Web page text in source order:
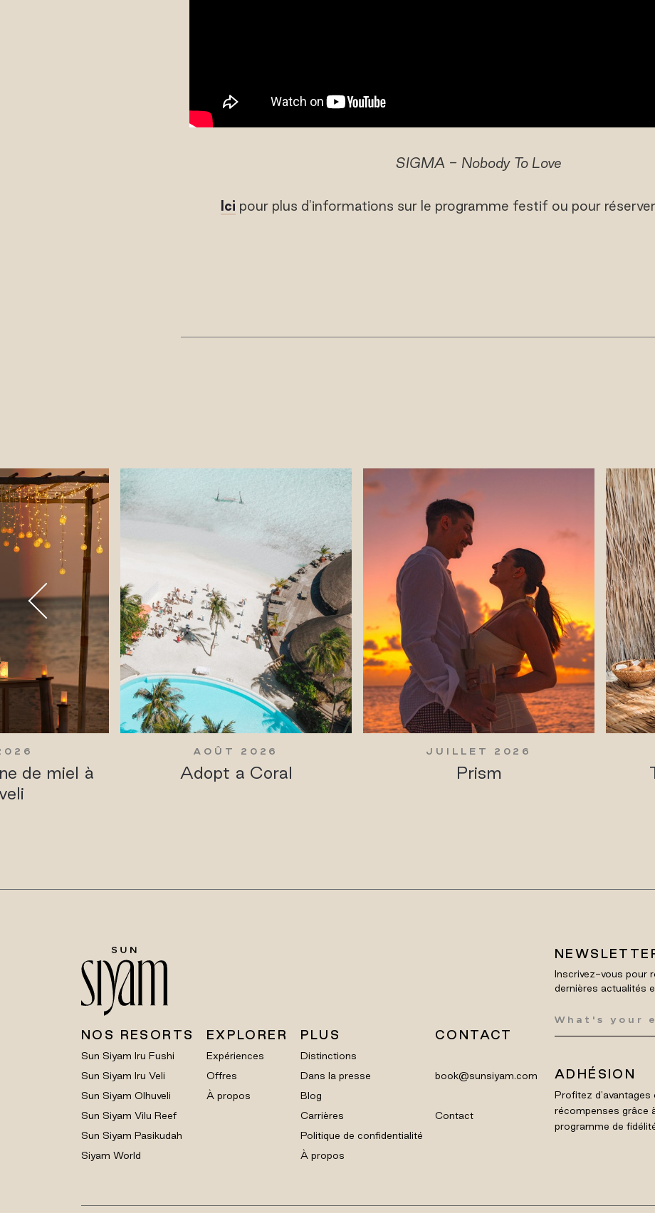
SIGMA - Nobody To Love
Ici pour plus d'informations sur le programme festif ou pour
de miel à
AOÛT 2026
Adopt a Coral
JUILLET 2026
Prism
NOS RESORTS
Sun Siyam Iru Fushi
Sun Siyam Iru Veli
Sun Siyam Olhuveli
Sun Siyam Vilu Reef
Sun Siyam Pasikudah
Siyam World
EXPLORER
Expériences
Offres
À propos
PLUS
Distinctions
Dans la presse
Blog
Carrières
Politique de confidentialité
À propos
CONTACT
book@sunsiyam.com
Contact
Inscrivez-vous pour
dernières actualités
ADHÉSION
Profitez d'avantages
récompenses grâce
programme de